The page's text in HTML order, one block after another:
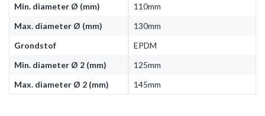
Min. diameter Ø (mm)
110mm
Max. diameter Ø (mm)
130mm
Grondstof
EPDM
Min. diameter Ø 2 (mm)
125mm
Max. diameter Ø 2 (mm)
145mm